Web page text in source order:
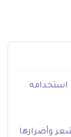
استخدامه
وأضرارها